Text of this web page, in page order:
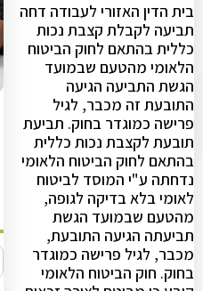
בית הדין האזורי לעבודה דחה
תביעה לקבלת קצבת נכות
כללית בהתאם לחוק הביטוח
הלאומי מהטעם שבמועד
הגשת התביעה הגיעה
התובעת זה מכבר, לגיל
פרישה כמוגדר בחוק. תביעת
תובעת לקצבת נכות כללית
בהתאם לחוק הביטוח הלאומי
נדחתה ע"י המוסד לביטוח
לאומי בלא בדיקה לגופה,
מהטעם שבמועד הגשת
תביעתה הגיעה התובעת,
מכבר, לגיל פרישה כמוגדר
בחוק. חוק הביטוח הלאומי